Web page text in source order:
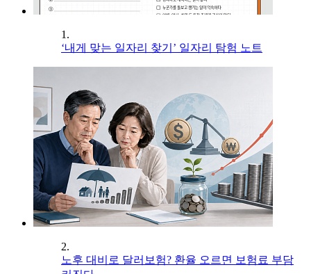
1.
‘내게 맞는 일자리 찾기’ 일자리 탐험 노트
2.
노후 대비로 달러보험? 환율 오르면 보험료 부담